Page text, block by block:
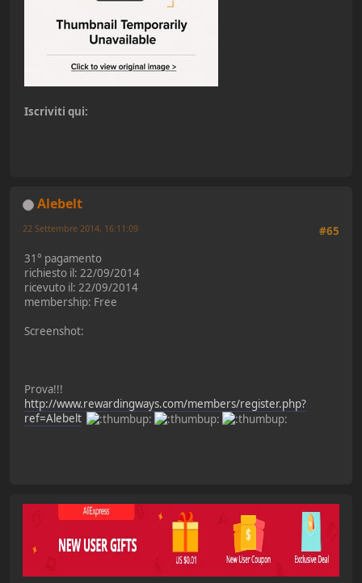
Iscriviti qui:
Alebelt
#65
22 Settembre 2014, 16:11:09
31° pagamento
richiesto il: 22/09/2014
ricevuto il: 22/09/2014
membership: Free
Screenshot:
Prova!!!
http://www.rewardingways.com/members/register.php?
ref=Alebelt